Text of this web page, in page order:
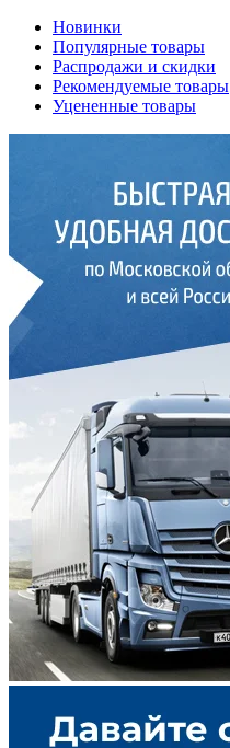
Новинки
Популярные товары
Распродажи и скидки
Рекомендуемые товары
Уцененные товары